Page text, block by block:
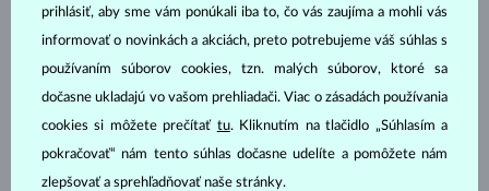
prihlásiť, aby sme vám ponúkali iba to, čo vás zaujíma a mohli vás
informovať o novinkách a akciách, preto potrebujeme váš súhlas s
používaním súborov cookies, tzn. malých súborov, ktoré sa
dočasne ukladajú vo vašom prehliadači. Viac o zásadách používania
cookies si môžete prečítať tu. Kliknutím na tlačidlo „Súhlasím a
pokračovať“ nám tento súhlas dočasne udelíte a pomôžete nám
zlepšovať a sprehľadňovať naše stránky.